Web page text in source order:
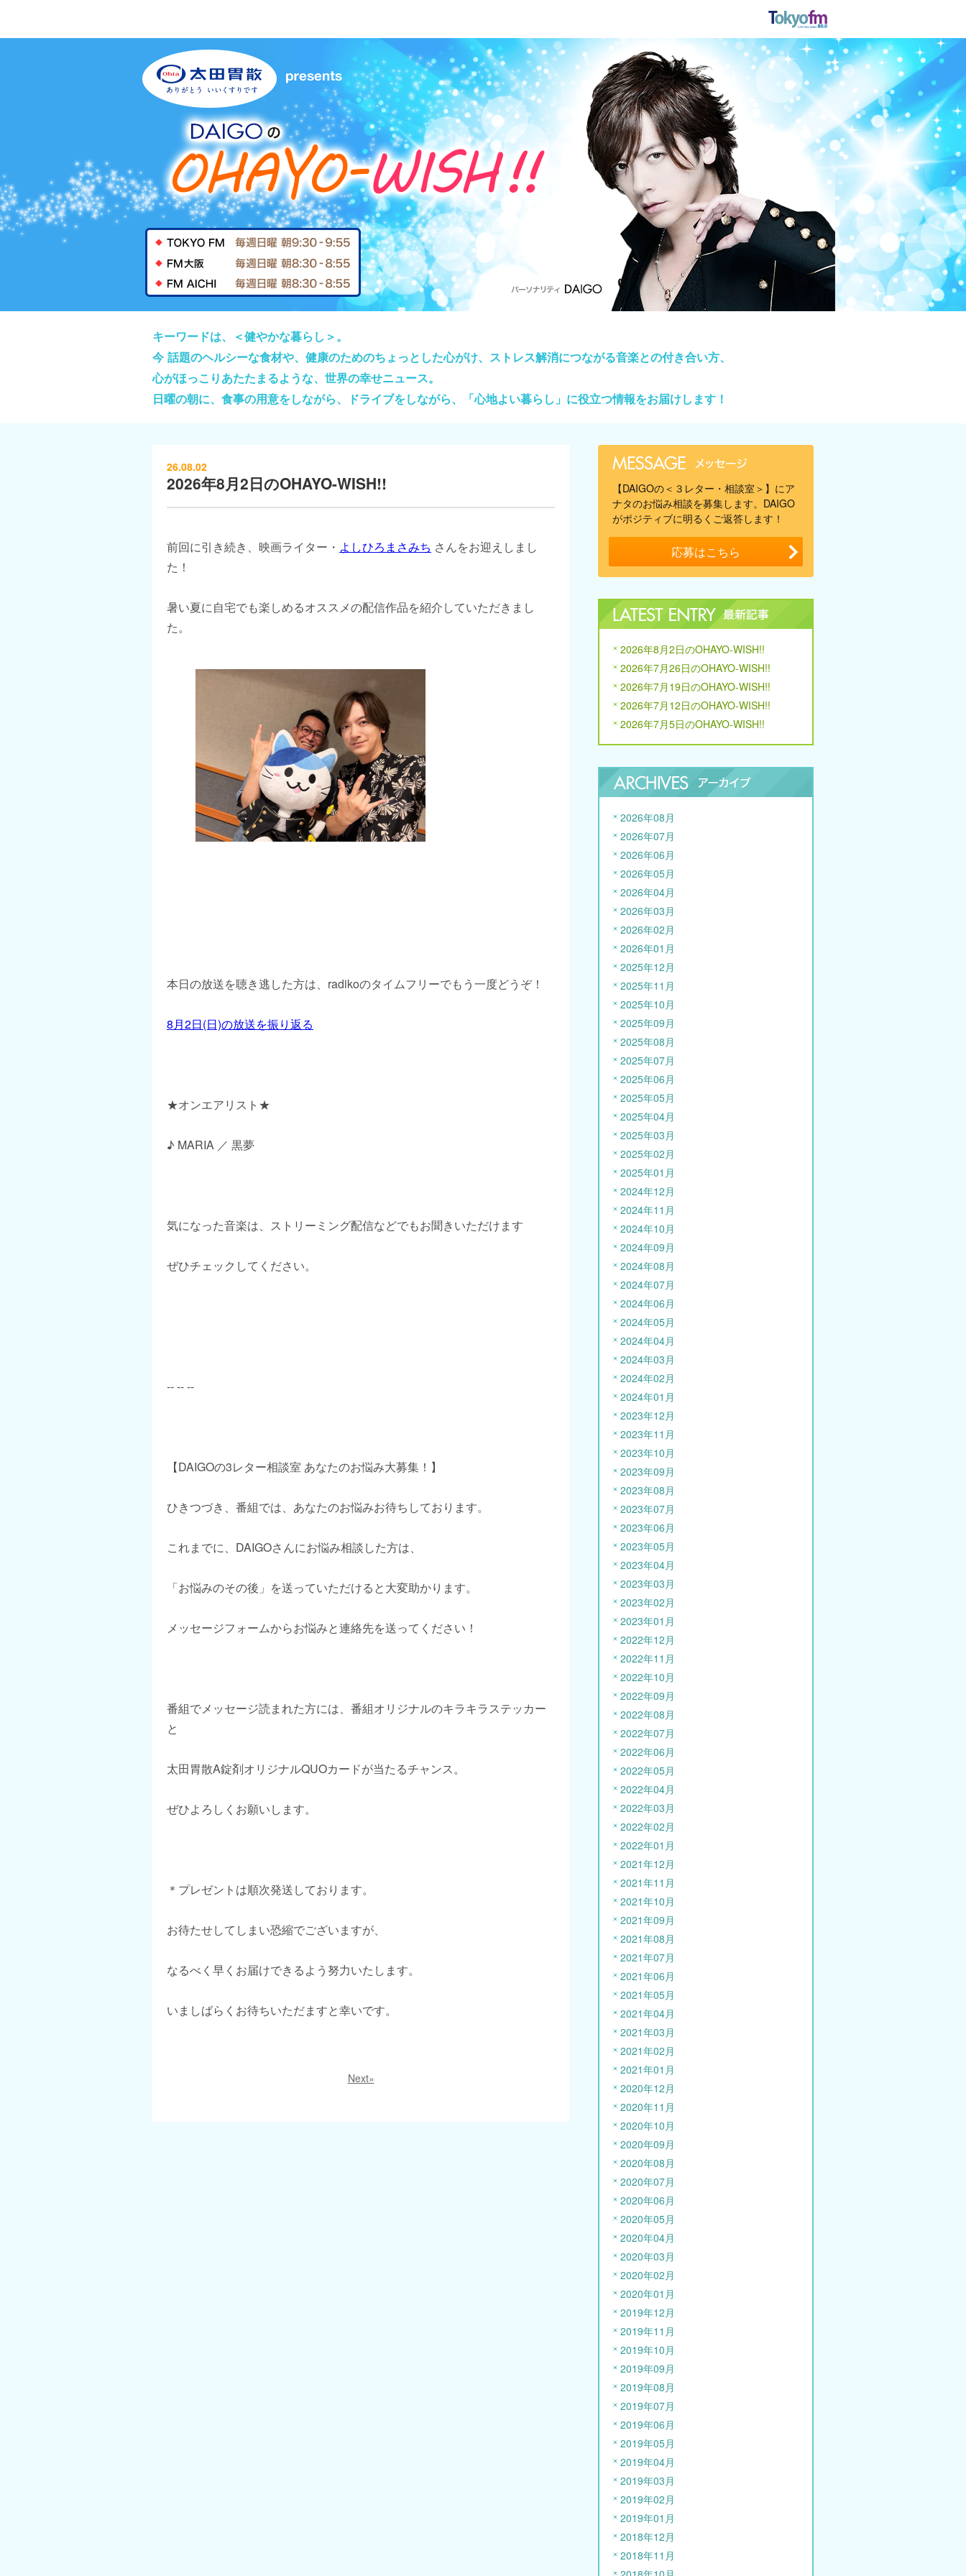
キーワードは、＜健やかな暮らし＞。
今 話題のヘルシーな食材や、健康のためのちょっとした心がけ、ストレス解消につながる音楽との付き合い方、
心がほっこりあたたまるような、世界の幸せニュース。
日曜の朝に、食事の用意をしながら、ドライブをしながら、「心地よい暮らし」に役立つ情報をお届けします！
26.08.02
2026年8月2日のOHAYO-WISH!!
前回に引き続き、映画ライター・ よしひろまさみち さんをお迎えしまし
た！
暑い夏に自宅でも楽しめるオススメの配信作品を紹介していただきまし
た。
本日の放送を聴き逃した方は、radikoのタイムフリーでもう一度どうぞ！
8月2日(日)の放送を振り返る
★オンエアリスト★
♪ MARIA ／ 黒夢
気になった音楽は、ストリーミング配信などでもお聞きいただけます
ぜひチェックしてください。
-- -- --
【DAIGOの3レター相談室 あなたのお悩み大募集！】
ひきつづき、番組では、あなたのお悩みお待ちしております。
これまでに、DAIGOさんにお悩み相談した方は、
「お悩みのその後」を送っていただけると大変助かります。
メッセージフォームからお悩みと連絡先を送ってください！
番組でメッセージ読まれた方には、番組オリジナルのキラキラステッカー
と
太田胃散A錠剤オリジナルQUOカードが当たるチャンス。
ぜひよろしくお願いします。
＊プレゼントは順次発送しております。
お待たせしてしまい恐縮でございますが、
なるべく早くお届けできるよう努力いたします。
いましばらくお待ちいただますと幸いです。
Next»
【DAIGOの＜３レター・相談室＞】にア
ナタのお悩み相談を募集します。DAIGO
がポジティブに明るくご返答します！
応募はこちら
2026年8月2日のOHAYO-WISH!!
2026年7月26日のOHAYO-WISH!!
2026年7月19日のOHAYO-WISH!!
2026年7月12日のOHAYO-WISH!!
2026年7月5日のOHAYO-WISH!!
2026年08月
2026年07月
2026年06月
2026年05月
2026年04月
2026年03月
2026年02月
2026年01月
2025年12月
2025年11月
2025年10月
2025年09月
2025年08月
2025年07月
2025年06月
2025年05月
2025年04月
2025年03月
2025年02月
2025年01月
2024年12月
2024年11月
2024年10月
2024年09月
2024年08月
2024年07月
2024年06月
2024年05月
2024年04月
2024年03月
2024年02月
2024年01月
2023年12月
2023年11月
2023年10月
2023年09月
2023年08月
2023年07月
2023年06月
2023年05月
2023年04月
2023年03月
2023年02月
2023年01月
2022年12月
2022年11月
2022年10月
2022年09月
2022年08月
2022年07月
2022年06月
2022年05月
2022年04月
2022年03月
2022年02月
2022年01月
2021年12月
2021年11月
2021年10月
2021年09月
2021年08月
2021年07月
2021年06月
2021年05月
2021年04月
2021年03月
2021年02月
2021年01月
2020年12月
2020年11月
2020年10月
2020年09月
2020年08月
2020年07月
2020年06月
2020年05月
2020年04月
2020年03月
2020年02月
2020年01月
2019年12月
2019年11月
2019年10月
2019年09月
2019年08月
2019年07月
2019年06月
2019年05月
2019年04月
2019年03月
2019年02月
2019年01月
2018年12月
2018年11月